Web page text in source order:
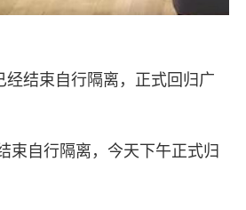
结束自行隔离，正式回归广
束自行隔离，今天下午正式归